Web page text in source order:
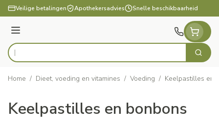
Ga naar de inhoud
Veilige betalingen Apothekersadvies Snelle beschikbaarheid
Menu
Product, merk, categorie... Zoek
Home / Dieet, voeding en vitamines / Voeding / Keelpastilles en
Keelpastilles en bonbons